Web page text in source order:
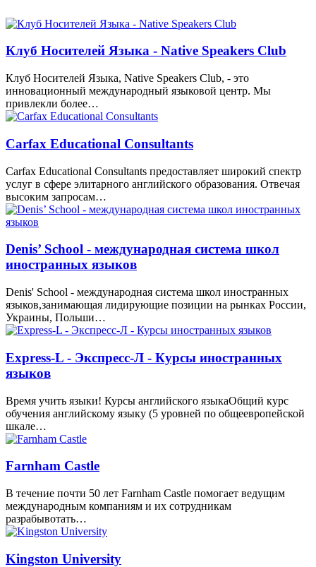
Клуб Носителей Языка - Native Speakers Club
Клуб Носителей Языка, Native Speakers Club, - это
инновационный международный языковой центр. Мы
привлекли более…
Carfax Educational Consultants
Carfax Educational Consultants предоставляет широкий спектр
услуг в сфере элитарного английского образования. Отвечая
высоким запросам…
Denis’ School - международная система школ
иностранных языков
Denis' School - международная система школ иностранных
языков,занимающая лидирующие позиции на рынках России,
Украины, Польши…
Express-L - Экспресс-Л - Курсы иностранных
языков
Время учить языки! Курсы английского языкаОбщий курс
обучения английскому языку (5 уровней по общеевропейской
шкале…
Farnham Castle
В течение почти 50 лет Farnham Castle помогает ведущим
международным компаниям и их сотрудникам
разрабывотать…
Kingston University